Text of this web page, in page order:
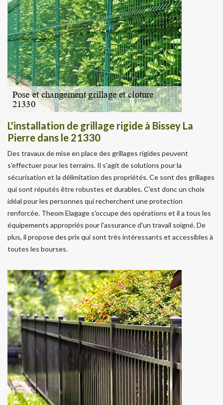
L'installation de grillage rigide à Bissey La
Pierre dans le 21330
Des travaux de mise en place des grillages rigides peuvent
s'effectuer pour les terrains. Il s'agit de solutions pour la
sécurisation et la délimitation des propriétés. Ce sont des grillages
qui sont réputés être robustes et durables. C'est donc un choix
idéal pour les personnes qui recherchent une protection
renforcée. Theom Elagage s'occupe des opérations et il a tous les
équipements appropriés pour l'assurance d'un travail soigné. De
plus, il propose des prix qui sont très intéressants et accessibles à
toutes les bourses.